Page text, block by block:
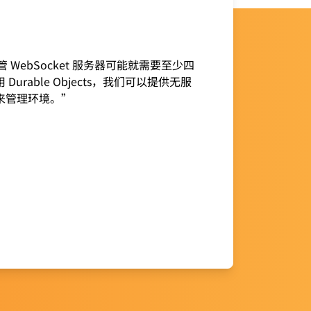
服务器可能就需要至少四
Durable Objects，我们可以提供无服
理环境。”